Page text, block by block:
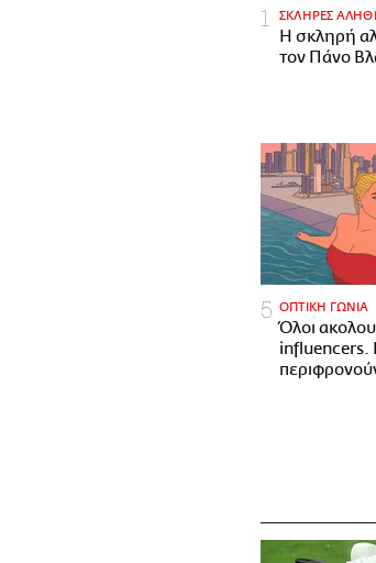
ΣΚΛΗΡΕΣ
H σκληρή
τον Πάνο
ΟΠΤΙΚΗ ΓΩΝΙΑ
Όλοι
influencers.